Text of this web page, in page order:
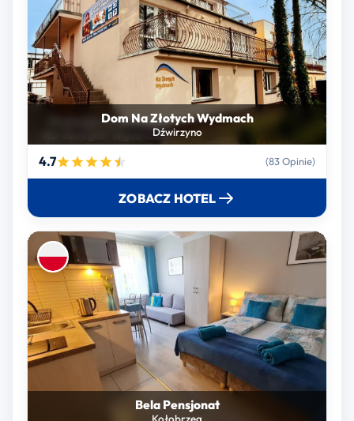
Dom Na Złotych Wydmach
Dźwirzyno
4.7 (83 Opinie)
ZOBACZ HOTEL
Bela Pensjonat